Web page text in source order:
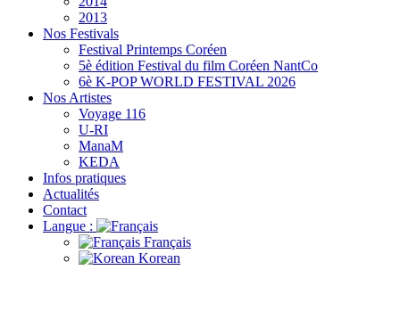
2013
Nos Festivals
Festival Printemps Coréen
5è édition Festival du film Coréen NantCo
6è K-POP WORLD FESTIVAL 2026
Nos Artistes
Voyage 116
U-RI
ManaM
KEDA
Infos pratiques
Actualités
Contact
Langue :
Français
Korean